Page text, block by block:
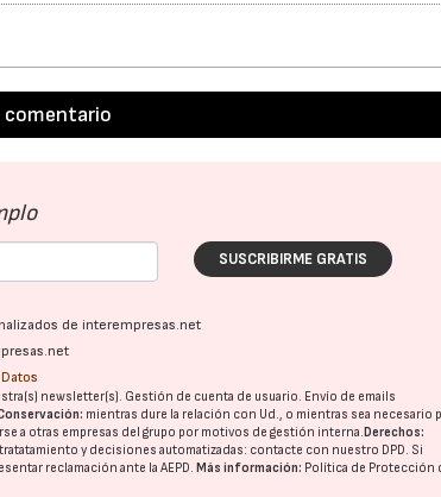
comentario
SUSCRIBIRME GRATIS
de interempresas.net
newsletter(s). Gestión de cuenta de usuario. Envío de emails
mientras dure la relación con Ud., o mientras sea necesario
a otras empresas del grupo por motivos de gestión interna.Derechos:
y decisiones automatizadas: contacte con nuestro DPD. Si
reclamación ante laAEPD.Más información: Política de Protección
23/07/2026